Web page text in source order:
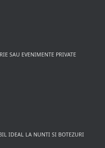
SAU EVENIMENTE PRIVATE
IDEAL LA NUNTI SI BOTEZURI